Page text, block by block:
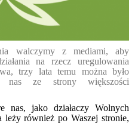
walczymy z mediami, aby
na rzecz uregulowania
trzy lata temu można było
nas ze strony większości
nas, jako działaczy Wolnych
leży również po Waszej stronie,